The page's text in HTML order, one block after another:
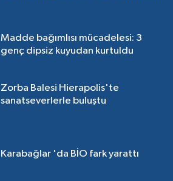
Madde bağımlısı mücadelesi: 3
genç dipsiz kuyudan kurtuldu
Zorba Balesi Hierapolis'te
sanatseverlerle buluştu
Karabağlar 'da BİO fark yarattı